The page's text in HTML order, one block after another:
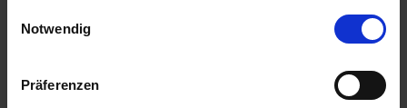
Cookies, wenn Sie unsere Webseite weiterhin nutzen.
Notwendig
Präferenzen
M12 x 1,5 sealing ring included. Replacement oil pressure
switch in original supplier quality....
Evaluations